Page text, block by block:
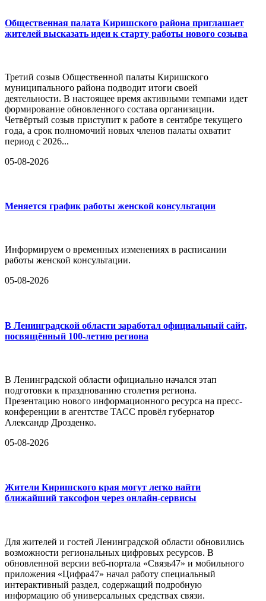
Общественная палата Киришского района приглашает
жителей высказать идеи к старту работы нового созыва
Третий созыв Общественной палаты Киришского
муниципального района подводит итоги своей
деятельности. В настоящее время активными темпами идет
формирование обновленного состава организации.
Четвёртый созыв приступит к работе в сентябре текущего
года, а срок полномочий новых членов палаты охватит
период с 2026...
05-08-2026
Меняется график работы женской консультации
Информируем о временных изменениях в расписании
работы женской консультации.
05-08-2026
В Ленинградской области заработал официальный сайт,
посвящённый 100-летию региона
В Ленинградской области официально начался этап
подготовки к празднованию столетия региона.
Презентацию нового информационного ресурса на пресс-
конференции в агентстве ТАСС провёл губернатор
Александр Дрозденко.
05-08-2026
Жители Киришского края могут легко найти
ближайший таксофон через онлайн-сервисы
Для жителей и гостей Ленинградской области обновились
возможности региональных цифровых ресурсов. В
обновленной версии веб-портала «Связь47» и мобильного
приложения «Цифра47» начал работу специальный
интерактивный раздел, содержащий подробную
информацию об универсальных средствах связи.